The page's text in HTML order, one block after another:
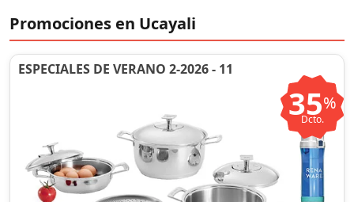
Promociones en Ucayali
ESPECIALES DE VERANO 2-2026 - 11
35%
Dcto.